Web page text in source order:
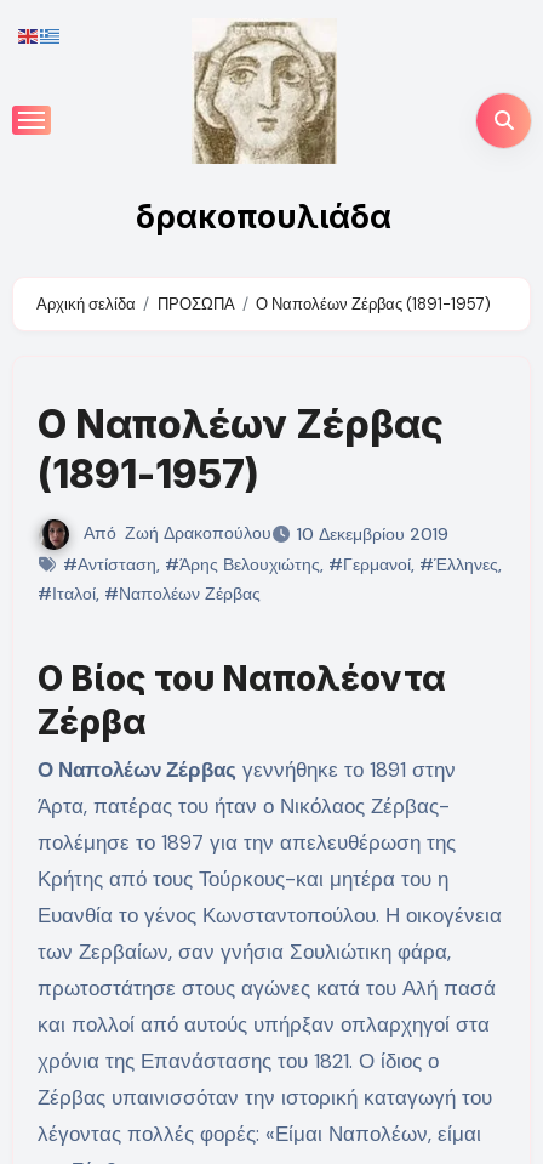
to
δρακοπουλιάδα
Αρχική σελίδα ΠΡΟΣΩΠΑ Ο Ναπολέων Ζέρβας (1891-1957)
Ο Ναπολέων Ζέρβας
(1891-1957)
Από Ζωή Δρακοπούλου
10 Δεκεμβρίου 2019
#Αντίσταση, #Άρης Βελουχιώτης, #Γερμανοί, #Έλληνες,
#Ιταλοί, #Ναπολέων Ζέρβας
Ο Βίος του Ναπολέοντα
Ζέρβα
Ο Ναπολέων Ζέρβας γεννήθηκε το 1891 στην
Άρτα, πατέρας του ήταν ο Νικόλαος Ζέρβας-
πολέμησε το 1897 για την απελευθέρωση της
Κρήτης από τους Τούρκους-και μητέρα του η
Ευανθία το γένος Κωνσταντοπούλου. Η οικογένεια
των Ζερβαίων, σαν γνήσια Σουλιώτικη φάρα,
πρωτοστάτησε στους αγώνες κατά του Αλή πασά
και πολλοί από αυτούς υπήρξαν οπλαρχηγοί στα
χρόνια της Επανάστασης του 1821. Ο ίδιος ο
Ζέρβας υπαινισσόταν την ιστορική καταγωγή του
λέγοντας πολλές φορές: «Είμαι Ναπολέων, είμαι